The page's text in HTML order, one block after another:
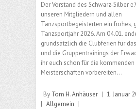
Der Vorstand des Schwarz-Silber
unseren Mitgliedern und allen
Tanzsportbegeisterten ein frohes,
Tanzsportjahr 2026. Am 04.01.
grundsätzlich die Clubferien für
und die Gruppentrainings der
ihr euch schon für die kommenden
Meisterschaften vorbereiten…
By Tom H. Anhäuser | 1. Januar
| Allgemein |